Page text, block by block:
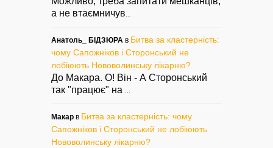
а не втаємничув
Анатоль_ БІДЗЮРА в Битва за кластерність:
чому Сапожніков і Сторонський не
лобіюють Нововолинську лікарню?
До Макара. О! Він - А Сторонський
так "працює" на
Макар в Битва за кластерність: чому
Сапожніков і Сторонський не лобіюють
Нововолинську лікарню?